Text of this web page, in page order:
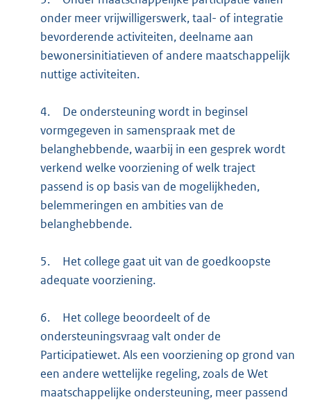
onder meer vrijwilligerswerk, taal- of integratie
bevorderende activiteiten, deelname aan
bewonersinitiatieven of andere maatschappelijk
nuttige activiteiten.
4.
De ondersteuning wordt in beginsel
vormgegeven in samenspraak met de
belanghebbende, waarbij in een gesprek wordt
verkend welke voorziening of welk traject
passend is op basis van de mogelijkheden,
belemmeringen en ambities van de
belanghebbende.
5.
Het college gaat uit van de goedkoopste
adequate voorziening.
6.
Het college beoordeelt of de
ondersteuningsvraag valt onder de
Participatiewet. Als een voorziening op grond van
een andere wettelijke regeling, zoals de Wet
maatschappelijke ondersteuning, meer passend